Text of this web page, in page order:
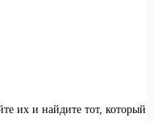
их и найдите тот, который